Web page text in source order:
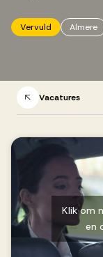
Recruitment
Onze
Vervuld Almere
Vacatures
Klik om
en